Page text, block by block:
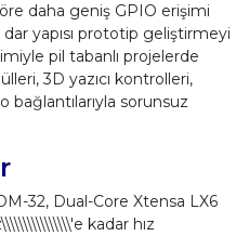
daha geniş GPIO erişimi
yapısı prototip geliştirmeyi
pil tabanlı projelerde
3D yazıcı kontrolleri,
bağlantılarıyla sorunsuz
32, Dual-Core Xtensa LX6
kadar hız